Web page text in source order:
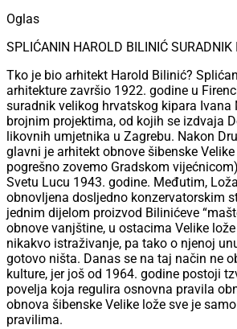
Oglas
SPLIĆANIN HAROLD BILINIĆ
Tko je bio arhitekt Harold Bilinić?
arhitekture završio 1922. godine u
suradnik velikog hrvatskog kipara Ivana
brojnim projektima, od kojih se izdvaja
likovnih umjetnika u Zagrebu. Nakon
glavni je arhitekt obnove šibenske
pogrešno zovemo Gradskom
Svetu Lucu 1943. godine. Međutim,
obnovljena dosljedno konzervatorskim
jednim dijelom proizvod Bilinićeve
obnove vanjštine, u ostacima Velike
nikakvo istraživanje, pa tako o njenoj
gotovo ništa. Danas se na taj način ne
kulture, jer još od 1964. godine postoji
povelja koja regulira osnovna pravila
obnova šibenske Velike lože sve je
pravilima.